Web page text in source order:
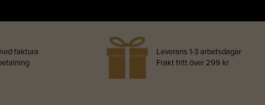
faktura
Leverans 1-3 arbetsdagar
Frakt fritt över 299 kr